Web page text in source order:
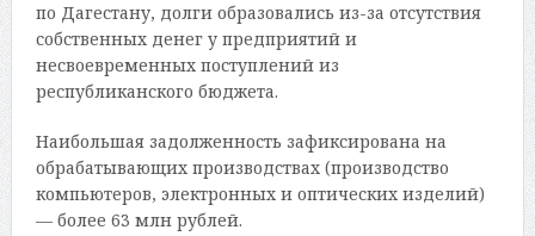
по Дагестану, долги образовались из-за отсутствия
собственных денег у предприятий и
несвоевременных поступлений из
республиканского бюджета.
Наибольшая задолженность зафиксирована на
обрабатывающих производствах (производство
компьютеров, электронных и оптических изделий)
— более 63 млн рублей.